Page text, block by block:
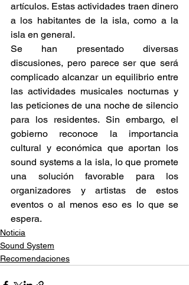
artículos. Estas actividades traen dinero
a los habitantes de la isla, como a la
isla en general.
Se han presentado diversas
discusiones, pero parece ser que será
complicado alcanzar un equilibrio entre
las actividades musicales nocturnas y
las peticiones de una noche de silencio
para los residentes. Sin embargo, el
gobierno reconoce la importancia
cultural y económica que aportan los
sound systems a la isla, lo que promete
una solución favorable para los
organizadores y artistas de estos
eventos o al menos eso es lo que se
espera.
Noticia
Sound System
Recomendaciones